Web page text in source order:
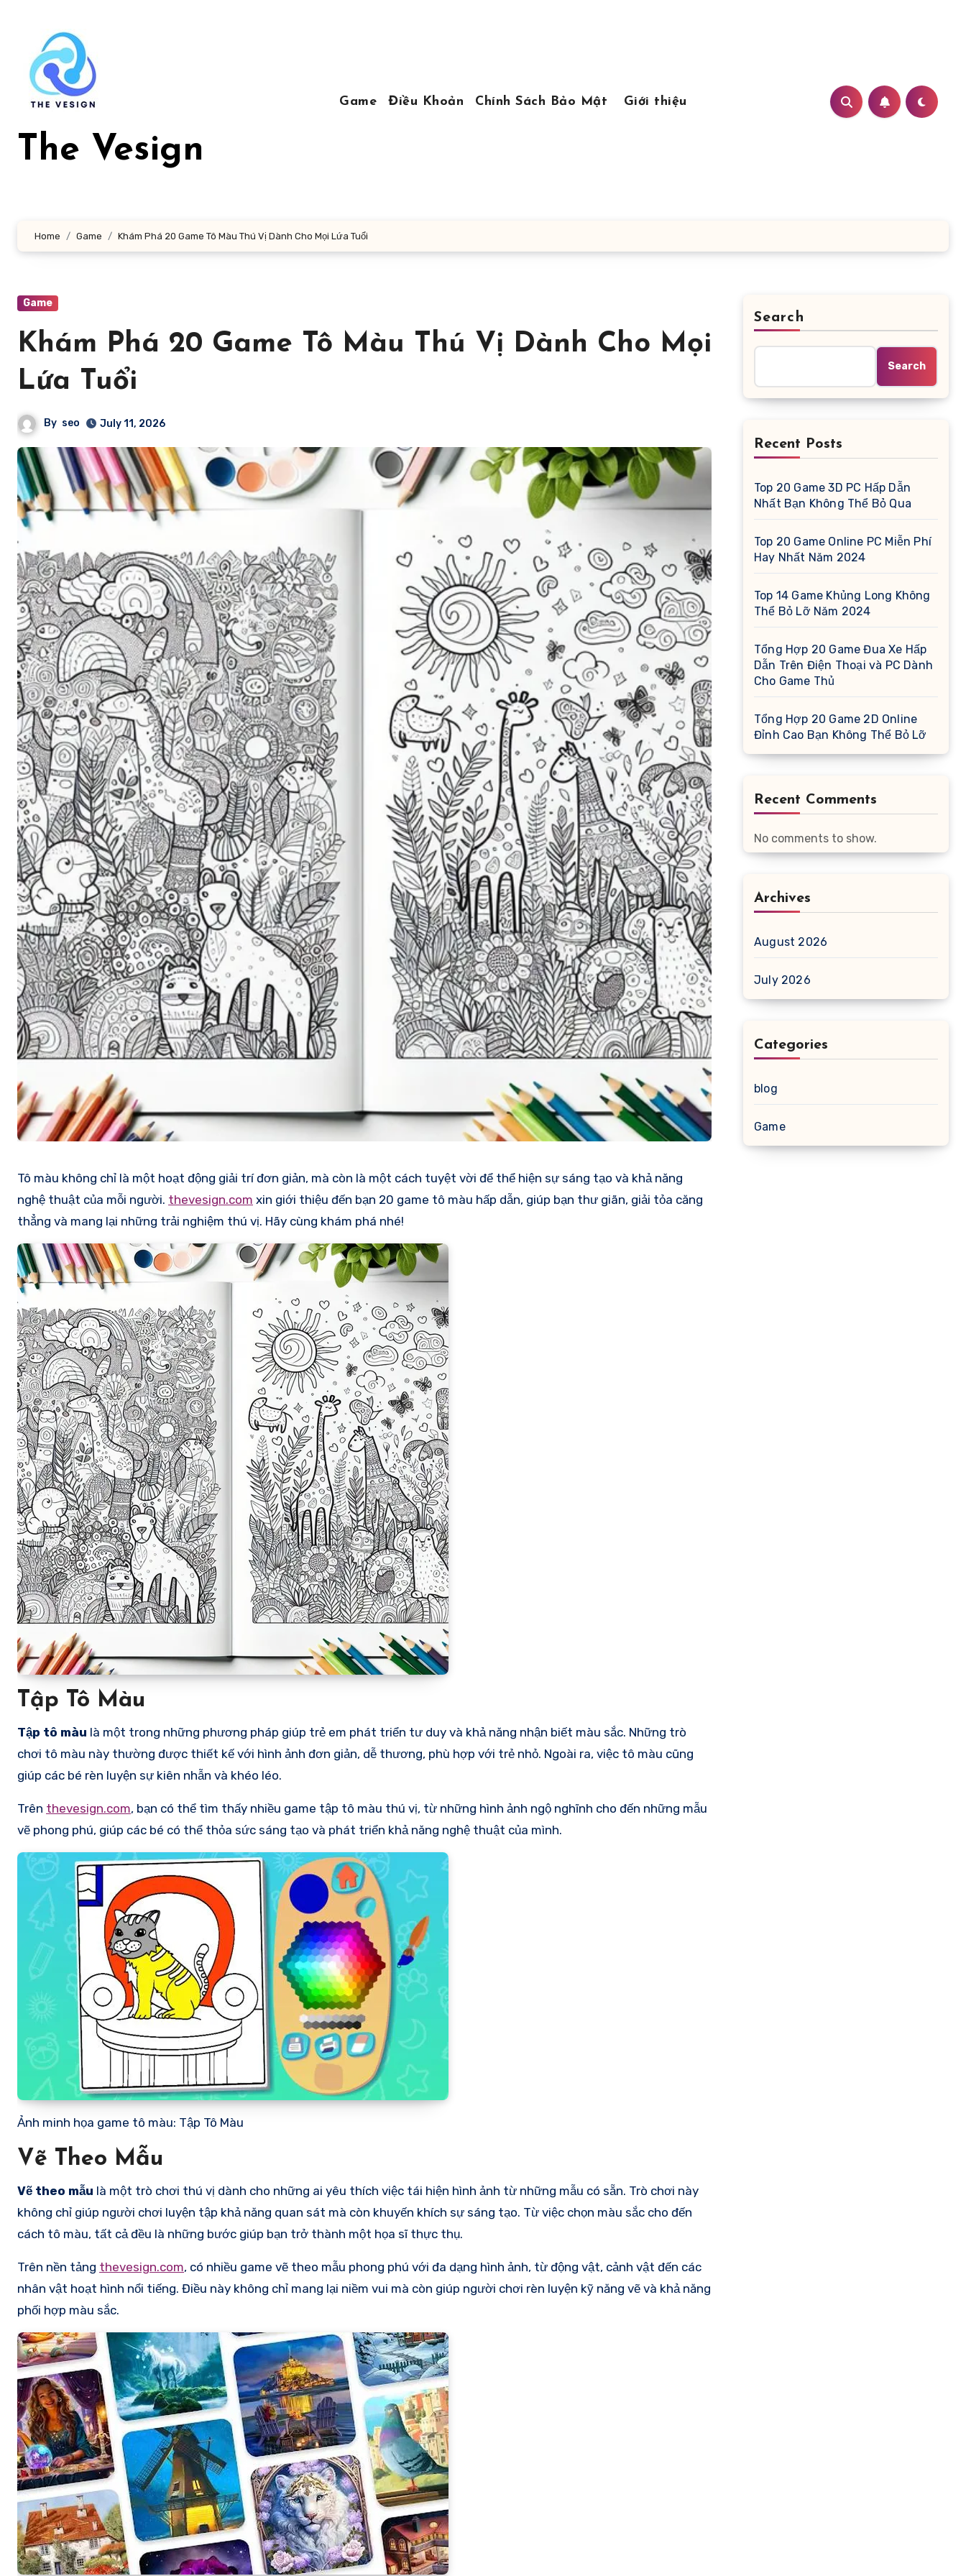
content
The Vesign
Game Điều Khoản Chính Sách Bảo Mật Giới thiệu
Home Game Khám Phá 20 Game Tô Màu Thú Vị Dành Cho Mọi Lứa Tuổi
Game
Khám Phá 20 Game Tô Màu Thú Vị Dành Cho Mọi
Lứa Tuổi
By seo July 11, 2026
Tô màu không chỉ là một hoạt động giải trí đơn giản, mà còn là một cách tuyệt vời để thể hiện sự sáng tạo và khả năng
nghệ thuật của mỗi người. thevesign.com xin giới thiệu đến bạn 20 game tô màu hấp dẫn, giúp bạn thư giãn, giải tỏa căng
thẳng và mang lại những trải nghiệm thú vị. Hãy cùng khám phá nhé!
Tập Tô Màu
Tập tô màu là một trong những phương pháp giúp trẻ em phát triển tư duy và khả năng nhận biết màu sắc. Những trò
chơi tô màu này thường được thiết kế với hình ảnh đơn giản, dễ thương, phù hợp với trẻ nhỏ. Ngoài ra, việc tô màu cũng
giúp các bé rèn luyện sự kiên nhẫn và khéo léo.
Trên thevesign.com, bạn có thể tìm thấy nhiều game tập tô màu thú vị, từ những hình ảnh ngộ nghĩnh cho đến những mẫu
vẽ phong phú, giúp các bé có thể thỏa sức sáng tạo và phát triển khả năng nghệ thuật của mình.
Ảnh minh họa game tô màu: Tập Tô Màu
Vẽ Theo Mẫu
Vẽ theo mẫu là một trò chơi thú vị dành cho những ai yêu thích việc tái hiện hình ảnh từ những mẫu có sẵn. Trò chơi này
không chỉ giúp người chơi luyện tập khả năng quan sát mà còn khuyến khích sự sáng tạo. Từ việc chọn màu sắc cho đến
cách tô màu, tất cả đều là những bước giúp bạn trở thành một họa sĩ thực thụ.
Trên nền tảng thevesign.com, có nhiều game vẽ theo mẫu phong phú với đa dạng hình ảnh, từ động vật, cảnh vật đến các
nhân vật hoạt hình nổi tiếng. Điều này không chỉ mang lại niềm vui mà còn giúp người chơi rèn luyện kỹ năng vẽ và khả năng
phối hợp màu sắc.
Search
Search
Recent Posts
Top 20 Game 3D PC Hấp Dẫn
Nhất Bạn Không Thể Bỏ Qua
Top 20 Game Online PC Miễn Phí
Hay Nhất Năm 2024
Top 14 Game Khủng Long Không
Thể Bỏ Lỡ Năm 2024
Tổng Hợp 20 Game Đua Xe Hấp
Dẫn Trên Điện Thoại và PC Dành
Cho Game Thủ
Tổng Hợp 20 Game 2D Online
Đỉnh Cao Bạn Không Thể Bỏ Lỡ
Recent Comments
No comments to show.
Archives
August 2026
July 2026
Categories
blog
Game